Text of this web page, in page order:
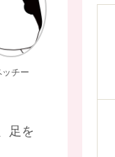
ッチー
足を